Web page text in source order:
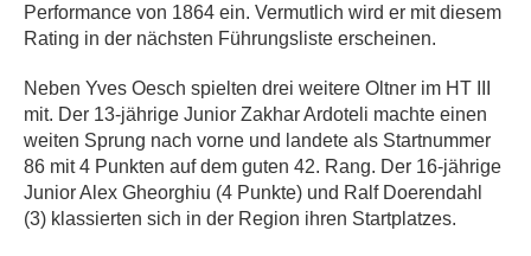
Performance von 1864 ein. Vermutlich wird er mit diesem
Rating in der nächsten Führungsliste erscheinen.
Neben Yves Oesch spielten drei weitere Oltner im HT III
mit. Der 13-jährige Junior Zakhar Ardoteli machte einen
weiten Sprung nach vorne und landete als Startnummer
86 mit 4 Punkten auf dem guten 42. Rang. Der 16-jährige
Junior Alex Gheorghiu (4 Punkte) und Ralf Doerendahl
(3) klassierten sich in der Region ihren Startplatzes.